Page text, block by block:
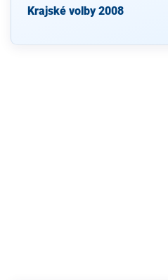
Krajské volby 2008